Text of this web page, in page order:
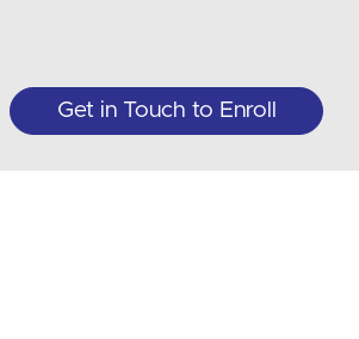
Get in Touch to Enroll